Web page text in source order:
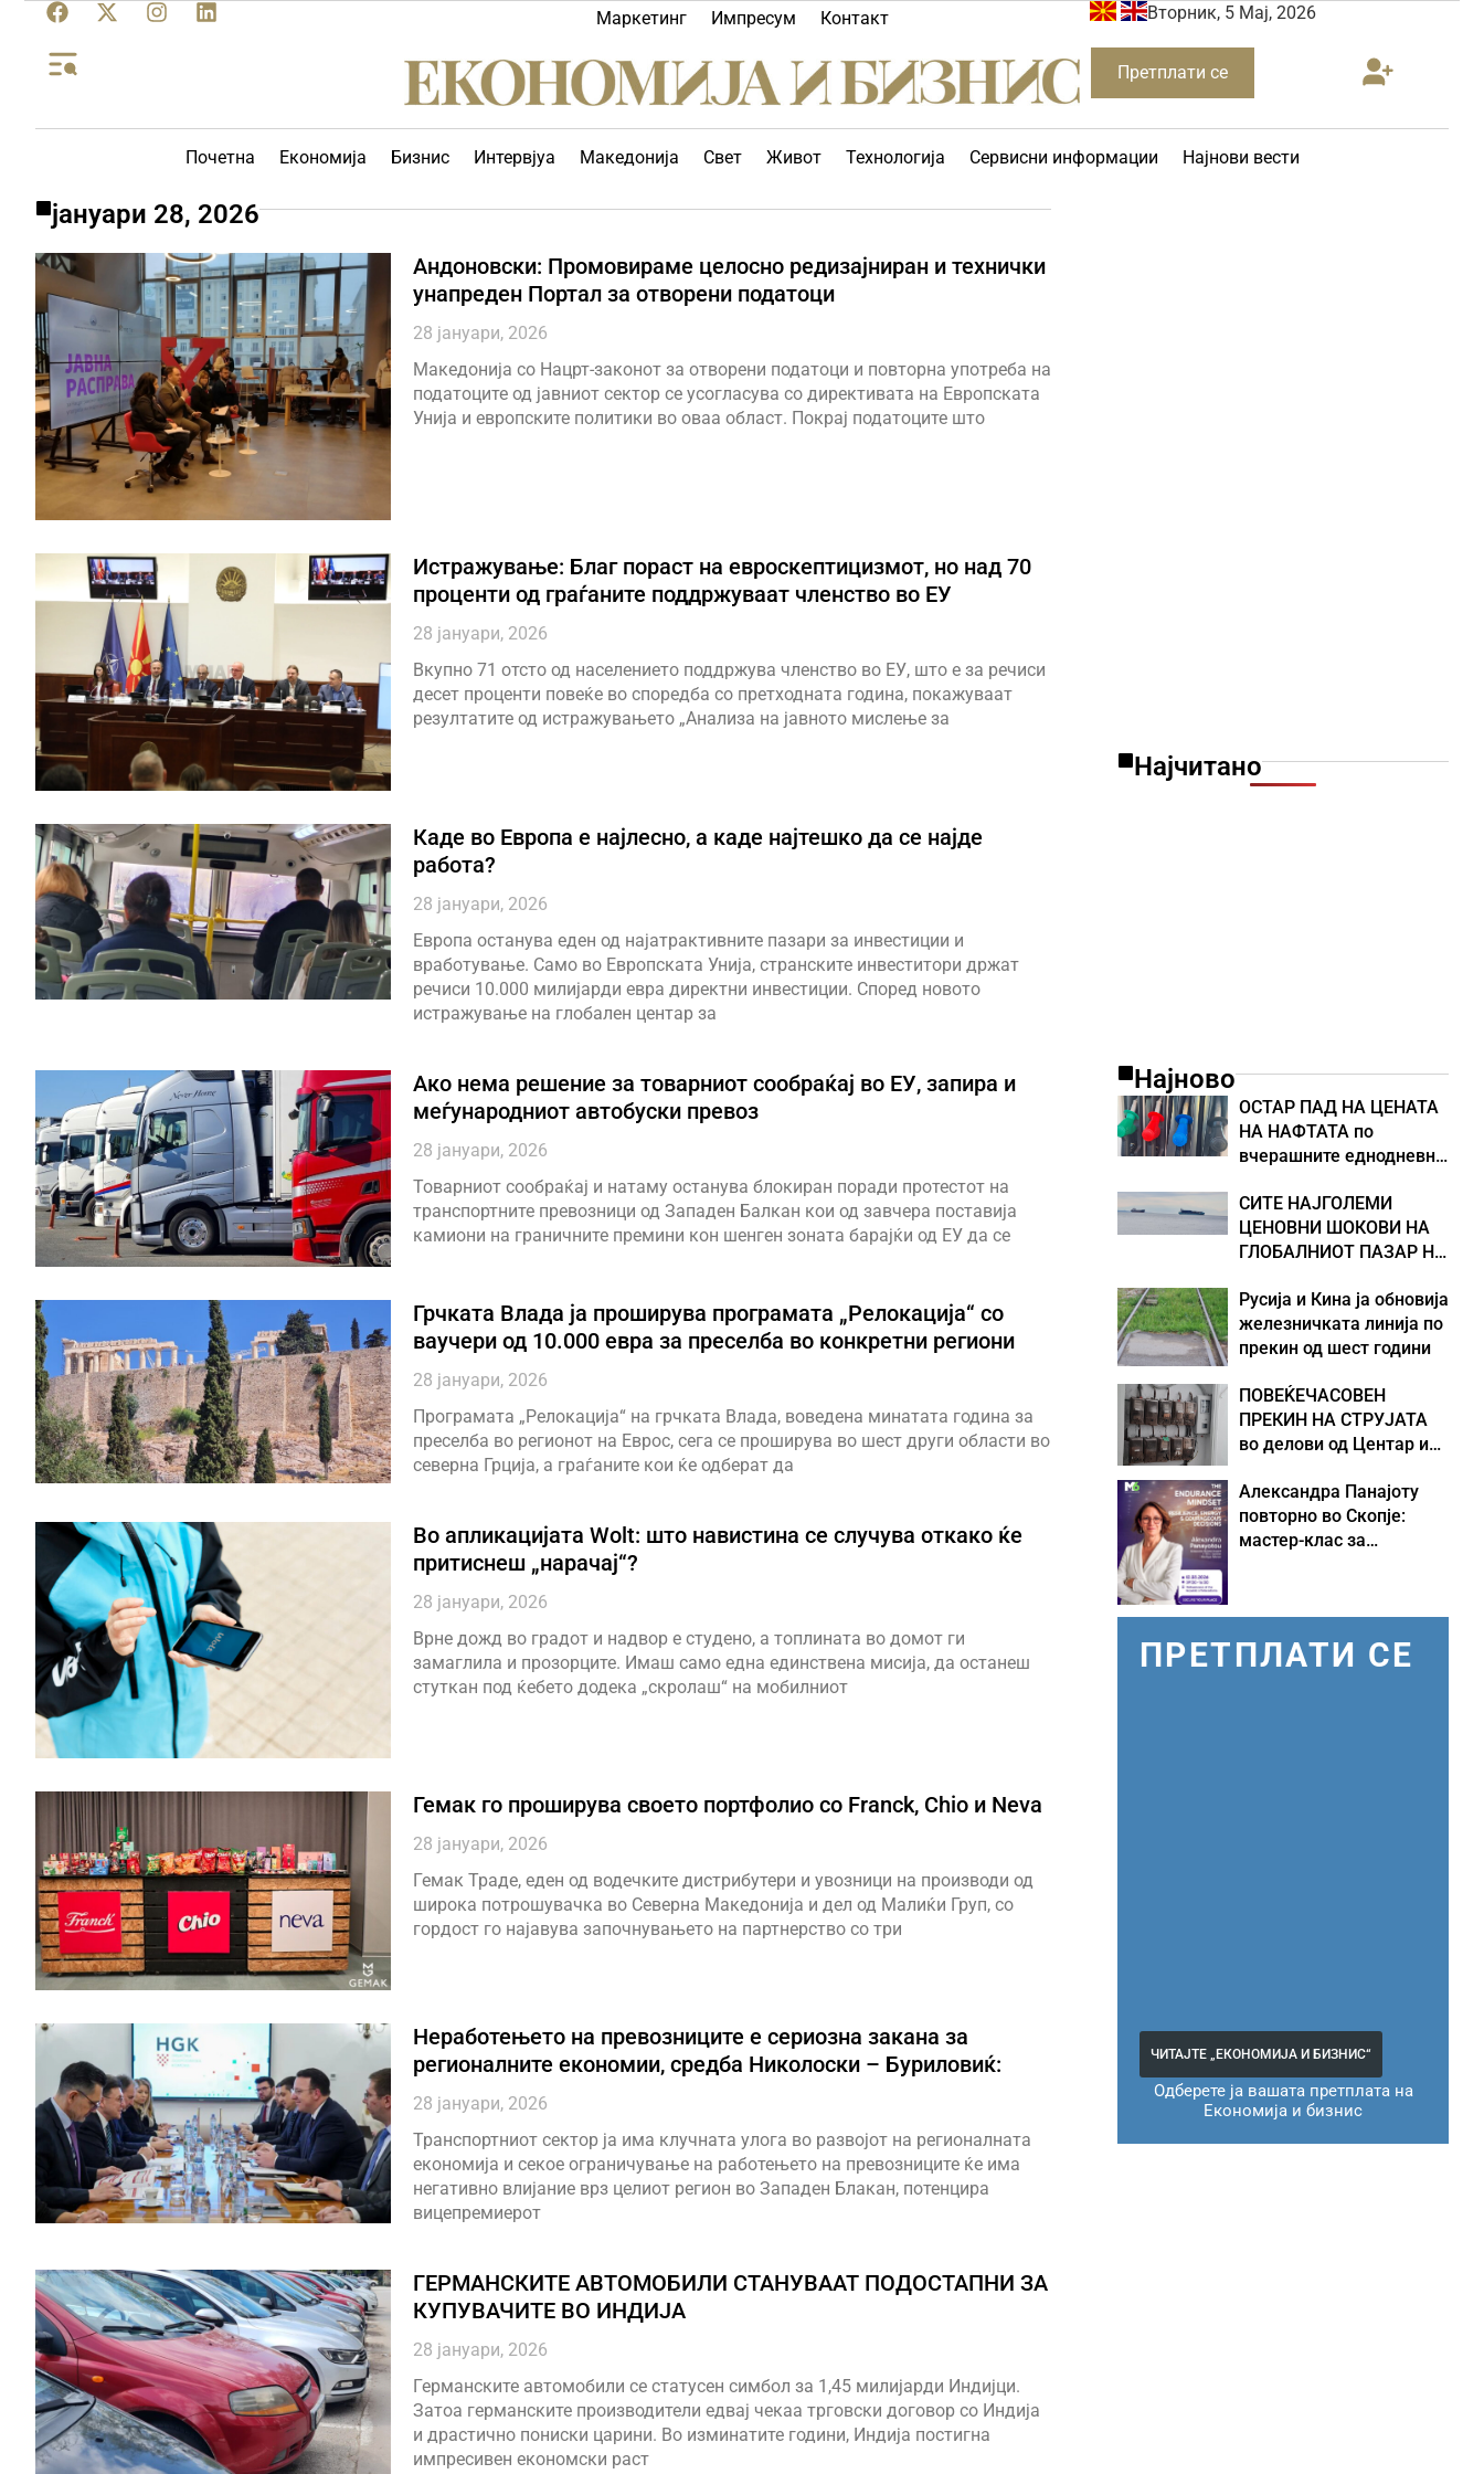
Маркетинг Импресум Контакт Вторник, 5 Мај, 2026
Претплати се
Почетна Економија Бизнис Интервјуа Македонија Свет Живот Технологија Сервисни информации Најнови вести
јануари 28, 2026
Андоновски: Промовираме целосно редизајниран и технички
унапреден Портал за отворени податоци
28 јануари, 2026
Македонија со Нацрт-законот за отворени податоци и повторна употреба на
податоците од јавниот сектор се усогласува со директивата на Европската
Унија и европските политики во оваа област. Покрај податоците што
Истражување: Благ пораст на евроскептицизмот, но над 70
проценти од граѓаните поддржуваат членство во ЕУ
28 јануари, 2026
Вкупно 71 отсто од населението поддржува членство во ЕУ, што е за речиси
десет проценти повеќе во споредба со претходната година, покажуваат
резултатите од истражувањето „Анализа на јавното мислење за
Каде во Европа е најлесно, а каде најтешко да се најде
работа?
28 јануари, 2026
Европа останува еден од најатрактивните пазари за инвестиции и
вработување. Само во Европската Унија, странските инвеститори држат
речиси 10.000 милијарди евра директни инвестиции. Според новото
истражување на глобален центар за
Aко нема решение за товарниот сообраќај во ЕУ, запира и
меѓународниот автобуски превоз
28 јануари, 2026
Товарниот сообраќај и натаму останува блокиран поради протестот на
транспортните превозници од Западен Балкан кои од завчера поставија
камиони на граничните премини кон шенген зоната барајќи од ЕУ да се
Грчката Влада ја проширува програмата „Релокација“ со
ваучери од 10.000 евра за преселба во конкретни региони
28 јануари, 2026
Програмата „Релокација“ на грчката Влада, воведена минатата година за
преселба во регионот на Еврос, сега се проширува во шест други области во
северна Грција, а граѓаните кои ќе одберат да
Во апликацијата Wolt: што навистина се случува откако ќе
притиснеш „нарачај“?
28 јануари, 2026
Врне дожд во градот и надвор е студено, а топлината во домот ги
замаглила и прозорците. Имаш само една единствена мисија, да останеш
стуткан под ќебето додека „скролаш“ на мобилниот
Гемак го проширува своeто портфолио со Franck, Chio и Neva
28 јануари, 2026
Гемак Траде, еден од водечките дистрибутери и увозници на производи од
широка потрошувачка во Северна Македонија и дел од Малиќи Груп, со
гордост го најавува започнувањето на партнерство со три
Неработењето на превозниците е сериозна закана за
регионалните економии, средба Николоски – Буриловиќ:
28 јануари, 2026
Транспортниот сектор ја има клучната улога во развојот на регионалната
економија и секое ограничување на работењето на превозниците ќе има
негативно влијание врз целиот регион во Западен Блакан, потенцира
вицепремиерот
ГЕРМАНСКИТЕ АВТОМОБИЛИ СТАНУВААТ ПОДОСТАПНИ ЗА
КУПУВАЧИТЕ ВО ИНДИЈА
28 јануари, 2026
Германските автомобили се статусен симбол за 1,45 милијарди Индијци.
Затоа германските производители едвај чекаа трговски договор со Индија
и драстично пониски царини. Во изминатите години, Индија постигна
импресивен економски раст
Најчитано
Најново
ОСТАР ПАД НА ЦЕНАТА
НА НАФТАТА по
вчерашните еднодневни
СИТЕ НАЈГОЛЕМИ
ЦЕНОВНИ ШОКОВИ НА
ГЛОБАЛНИОТ ПАЗАР НА
воените конфликти во
Персискиот Залив
Русија и Кина ја обновија
железничката линија по
прекин од шест години
ПОВЕЌЕЧАСОВЕН
ПРЕКИН НА СТРУЈАТА
во делови од Центар и
Александра Панајоту
повторно во Скопје:
мастер-клас за
ПРЕТПЛАТИ СЕ
ЧИТАЈТЕ „ЕКОНОМИЈА И БИЗНИС“
Одберете ја вашата претплата на
Економија и бизнис